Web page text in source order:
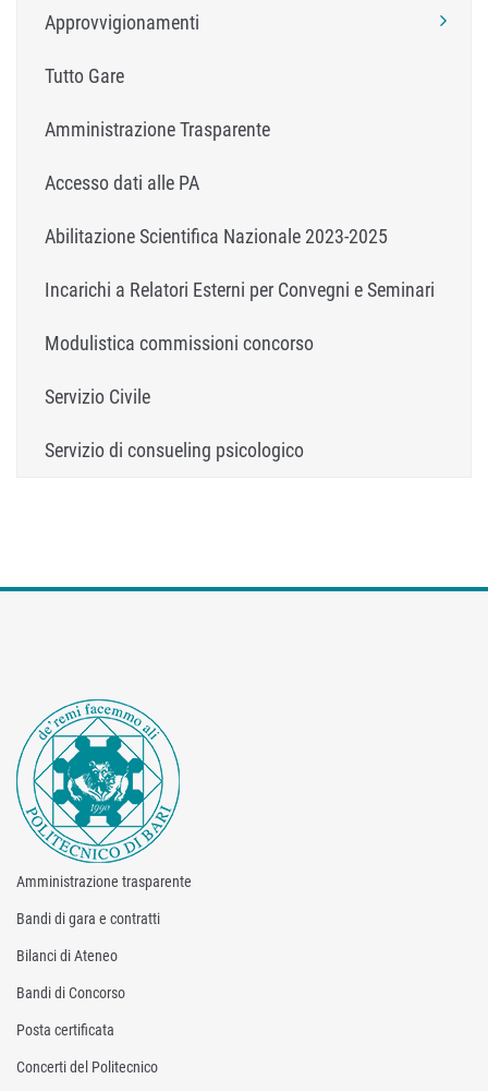
Approvvigionamenti
Tutto Gare
Amministrazione Trasparente
Accesso dati alle PA
Abilitazione Scientifica Nazionale 2023-2025
Incarichi a Relatori Esterni per Convegni e Seminari
Modulistica commissioni concorso
Servizio Civile
Servizio di consueling psicologico
Amministrazione trasparente
Bandi di gara e contratti
Bilanci di Ateneo
Bandi di Concorso
Posta certificata
Concerti del Politecnico